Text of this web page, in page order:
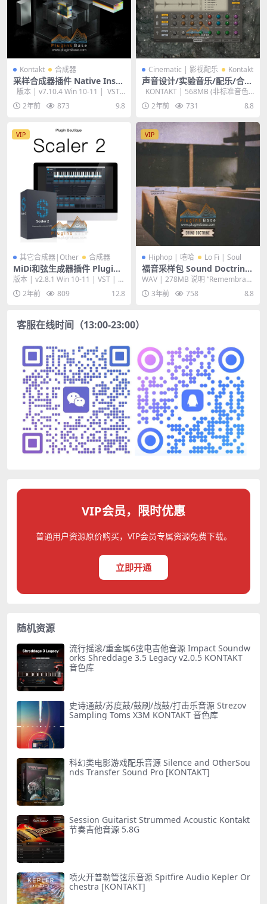
Kontakt 合成器
采样合成器插件 Native Instr
uments Kontakt 7 v7.10.4
[WiN+MAC]
版本 | v7.10.4 Win 10-11 | VST3
| ...
2年前 873 9.8
Cinematic | 影视配乐 Kontakt
声音设计/实验音乐/配乐/合成
器音源 SzcZ Rekombinator
III KONTAKT 音色库
KONTAKT | 568MB (非标准音色
库) 介绍ReKo...
2年前 731 8.8
VIP
其它合成器|Other 合成器
MiDi和弦生成器插件 Plugin
Boutique Scaler 2 v2.8.1 [W
iN+MAC] 一件和弦制作
版本 | v2.8.1 Win 10-11 | VST | V
ST3 | 1.1...
2年前 809 12.8
VIP
Hiphop | 嘻哈 Lo Fi | Soul
福音采样包 Sound Doctrine
Remembrance WAV 音色
WAV | 278MB 说明 “Remembranc
e”...
3年前 758 8.8
客服在线时间（13:00-23:00）
VIP会员，限时优惠
普通用户资源原价购买，VIP会员专属资源免费下载。
立即开通
随机资源
流行摇滚/重金属6弦电吉他音源 Impact Soundw
orks Shreddage 3.5 Legacy v2.0.5 KONTAKT
音色库
史诗通鼓/苏度鼓/鼓刷/战鼓/打击乐音源 Strezov
Sampling Toms X3M KONTAKT 音色库
科幻类电影游戏配乐音源 Silence and OtherSou
nds Transfer Sound Pro [KONTAKT]
Session Guitarist Strummed Acoustic Kontakt
节奏吉他音源 5.8G
喷火开普勒管弦乐音源 Spitfire Audio Kepler Or
chestra [KONTAKT]